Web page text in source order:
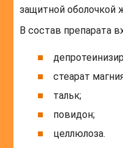
защитной оболочкой
В состав препарата
стеарат
тальк;
повидон;
целлюлоза.